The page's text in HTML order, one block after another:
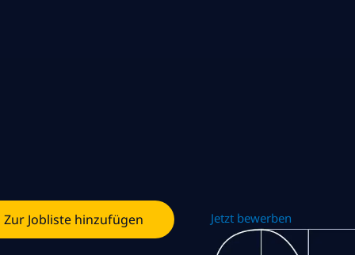
Zur Jobliste hinzufügen Jetzt bewerben